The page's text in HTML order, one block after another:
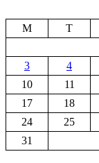
M
T
3
4
10
11
17
18
24
25
31